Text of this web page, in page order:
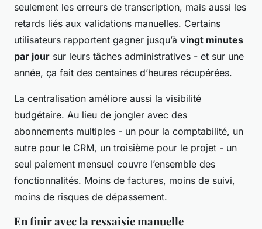
seulement les erreurs de transcription, mais aussi les
retards liés aux validations manuelles. Certains
utilisateurs rapportent gagner jusqu’à vingt minutes
par jour sur leurs tâches administratives - et sur une
année, ça fait des centaines d’heures récupérées.
La centralisation améliore aussi la visibilité
budgétaire. Au lieu de jongler avec des
abonnements multiples - un pour la comptabilité, un
autre pour le CRM, un troisième pour le projet - un
seul paiement mensuel couvre l’ensemble des
fonctionnalités. Moins de factures, moins de suivi,
moins de risques de dépassement.
En finir avec la ressaisie manuelle